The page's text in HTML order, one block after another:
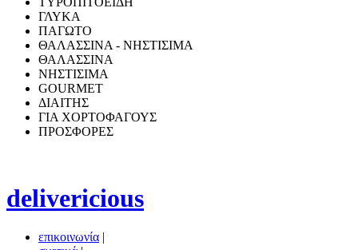
ΓΛΥΚΑ
ΠΑΓΩΤΟ
ΘΑΛΑΣΣΙΝΑ - ΝΗΣΤΙΣΙΜΑ
ΘΑΛΑΣΣΙΝΑ
ΝΗΣΤΙΣΙΜΑ
GOURMET
ΔΙΑΙΤΗΣ
ΓΙΑ ΧΟΡΤΟΦΑΓΟΥΣ
ΠΡΟΣΦΟΡΕΣ
delivericious
επικοινωνία |